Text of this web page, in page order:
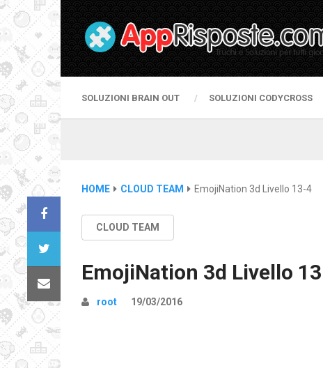
SOLUZIONI BRAIN OUT SOLUZIONI CODYCROSS
HOME CLOUD TEAM EmojiNation 3d Livello 13-4
CLOUD TEAM
EmojiNation 3d Livello
root 19/03/2016